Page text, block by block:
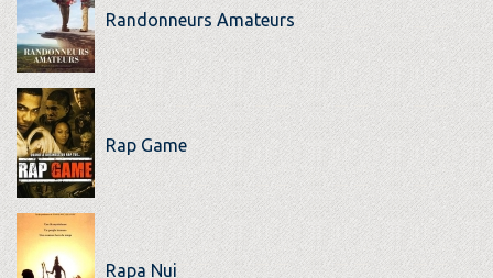
Randonneurs Amateurs
Rap Game
Rapa Nui